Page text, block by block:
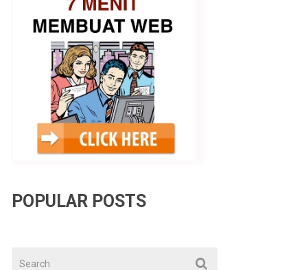
POPULAR POSTS